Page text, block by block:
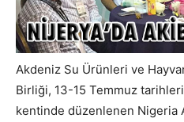
Akdeniz Su Ürünleri ve
Birliği, 13-15 Temmuz tarihleri
kentinde düzenlenen Nigeria